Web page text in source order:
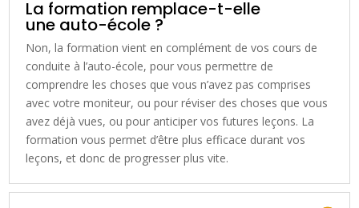
La formation remplace-t-elle
une auto-école ?
Non, la formation vient en complément de vos cours de
conduite à l’auto-école, pour vous permettre de
comprendre les choses que vous n’avez pas comprises
avec votre moniteur, ou pour réviser des choses que vous
avez déjà vues, ou pour anticiper vos futures leçons. La
formation vous permet d’être plus efficace durant vos
leçons, et donc de progresser plus vite.